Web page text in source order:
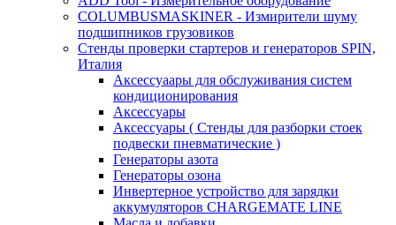
COLUMBUSMASKINER - Измирители шуму
подшипников грузовиков
Стенды проверки стартеров и генераторов SPIN,
Италия
Аксессуаары для обслуживания систем
кондиционирования
Аксессуары
Аксессуары ( Стенды для разборки стоек
подвески пневматические )
Генераторы азота
Генераторы озона
Инвертерное устройство для зарядки
аккумуляторов CHARGEMATE LINE